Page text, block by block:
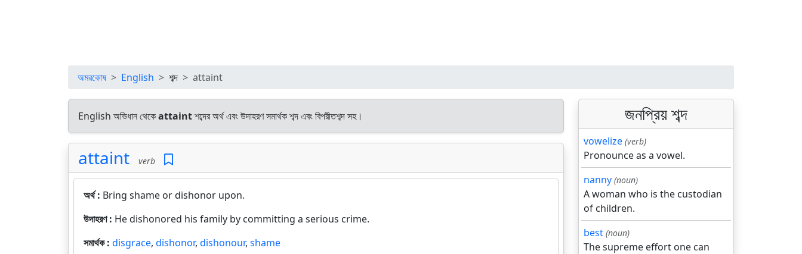
অমরকোষ English শব্দ attaint
English অভিধান থেকেattaintশব্দের অর্থ এবং উদাহরণ সমার্থক শব্দ এবং বিপরীতশব্দ সহ।
attaint verb
অর্থ : Bring shame or dishonor upon.
উদাহরণ : He dishonored his family by committing a serious crime.
সমার্থক : disgrace, dishonor, dishonour, shame
জনপ্রিয় শব্দ
vowelize (verb)
Pronounce as a vowel.
nanny (noun)
A woman who is the custodian
of children.
best (noun)
The supreme effort one can